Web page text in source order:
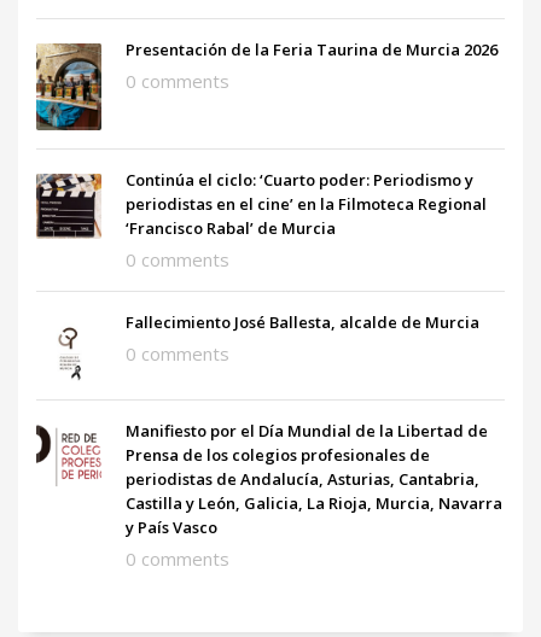
Presentación de la Feria Taurina de Murcia 2026
0 comments
Continúa el ciclo: ‘Cuarto poder: Periodismo y
periodistas en el cine’ en la Filmoteca Regional
‘Francisco Rabal’ de Murcia
0 comments
Fallecimiento José Ballesta, alcalde de Murcia
0 comments
Manifiesto por el Día Mundial de la Libertad de
Prensa de los colegios profesionales de
periodistas de Andalucía, Asturias, Cantabria,
Castilla y León, Galicia, La Rioja, Murcia, Navarra
y País Vasco
0 comments